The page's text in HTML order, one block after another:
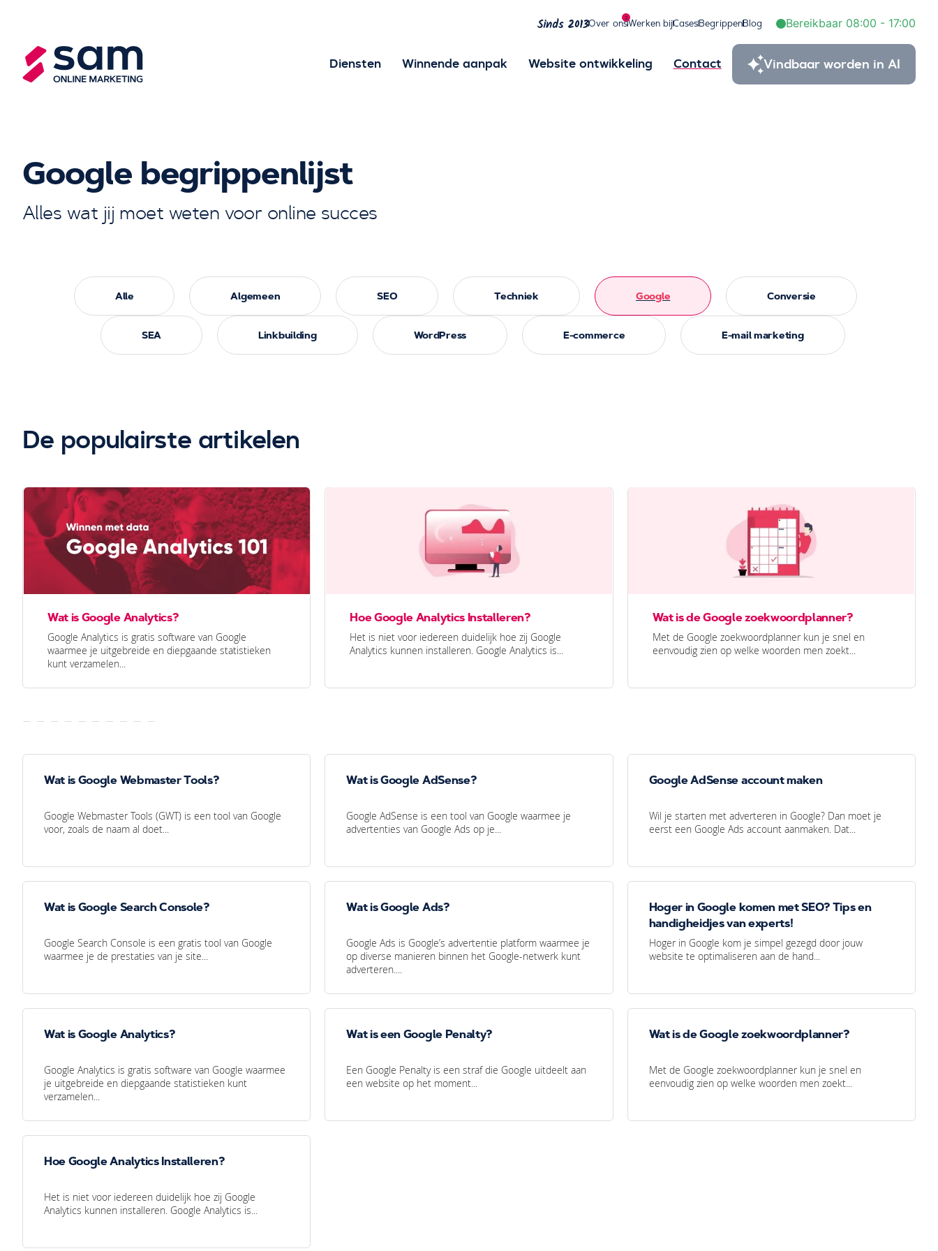
Sinds 2013Over ons
2
Werken bijCasesBegrippenBlog Bereikbaar 08:00 - 17:00
Diensten Winnende aanpak Website ontwikkeling Contact Vindbaar worden in AI
Google begrippenlijst
Alles wat jij moet weten voor online succes
Alle Algemeen SEO Techniek Google Conversie
SEA Linkbuilding WordPress E-commerce E-mail marketing
De populairste artikelen
Wat is Google Analytics?
Google Analytics is gratis software van Google
waarmee je uitgebreide en diepgaande statistieken
kunt verzamelen...
Hoe Google Analytics Installeren?
Het is niet voor iedereen duidelijk hoe zij Google
Analytics kunnen installeren. Google Analytics is...
Wat is de Google zoekwoordplanner?
Met de Google zoekwoordplanner kun je snel en
eenvoudig zien op welke woorden men zoekt...
Wat is Google Webmaster Tools?
Google Webmaster Tools (GWT) is een tool van Google
voor, zoals de naam al doet...
Wat is Google AdSense?
Google AdSense is een tool van Google waarmee je
advertenties van Google Ads op je...
Google AdSense account maken
Wil je starten met adverteren in Google? Dan moet je
eerst een Google Ads account aanmaken. Dat...
Wat is Google Search Console?
Google Search Console is een gratis tool van Google
waarmee je de prestaties van je site...
Wat is Google Ads?
Google Ads is Google’s advertentie platform waarmee je
op diverse manieren binnen het Google-netwerk kunt
adverteren....
Hoger in Google komen met SEO? Tips en
handigheidjes van experts!
Hoger in Google kom je simpel gezegd door jouw
website te optimaliseren aan de hand...
Wat is Google Analytics?
Google Analytics is gratis software van Google waarmee
je uitgebreide en diepgaande statistieken kunt
verzamelen...
Wat is een Google Penalty?
Een Google Penalty is een straf die Google uitdeelt aan
een website op het moment...
Wat is de Google zoekwoordplanner?
Met de Google zoekwoordplanner kun je snel en
eenvoudig zien op welke woorden men zoekt...
Hoe Google Analytics Installeren?
Het is niet voor iedereen duidelijk hoe zij Google
Analytics kunnen installeren. Google Analytics is...